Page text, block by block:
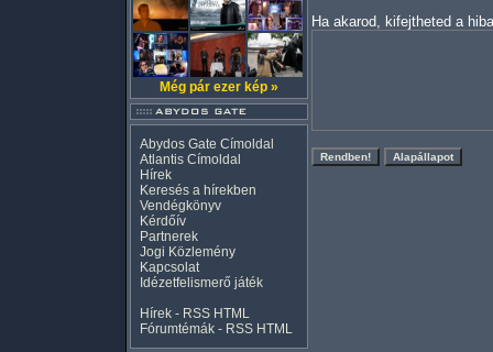
Még pár ezer kép »
Abydos Gate Címoldal
Atlantis Címoldal
Hírek
Keresés a hírekben
Vendégkönyv
Kérdőív
Partnerek
Jogi Közlemény
Kapcsolat
Idézetfelismerő játék
Hírek - RSS HTML
Fórumtémák - RSS HTML
Ha akarod, kifejtheted a